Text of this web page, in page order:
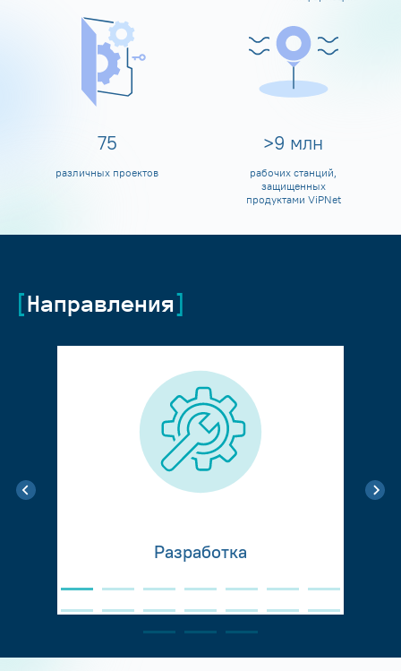
80
различных проектов
>10 млн
рабочих станций,
защищенных
продуктами ViPNet
Направления
Разработка